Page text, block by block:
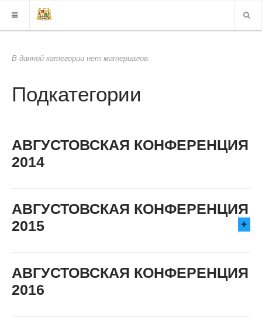
КАРТА САЙТА
В данной категории нет материалов.
Подкатегории
АВГУСТОВСКАЯ КОНФЕРЕНЦИЯ
2014
АВГУСТОВСКАЯ КОНФЕРЕНЦИЯ
2015
АВГУСТОВСКАЯ КОНФЕРЕНЦИЯ
2016